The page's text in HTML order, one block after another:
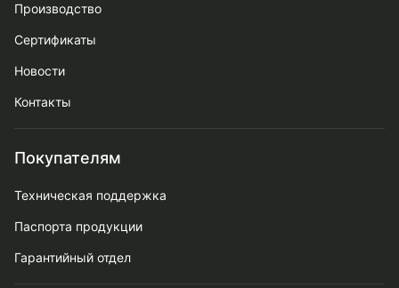
Производство
Сертификаты
Новости
Контакты
Покупателям
Техническая поддержка
Паспорта продукции
Гарантийный отдел